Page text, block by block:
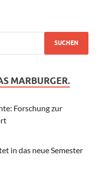
MARBURGER.
Forschung zur
in das neue Semester